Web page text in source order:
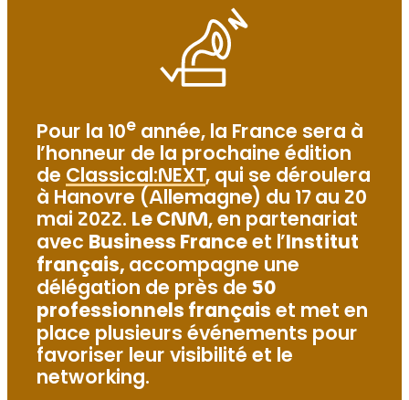
Pour la 10e année, la France sera à
l’honneur de la prochaine édition
de Classical:NEXT, qui se déroulera
à Hanovre (Allemagne) du 17 au 20
mai 2022. Le CNM, en partenariat
avec Business France et l’Institut
français, accompagne une
délégation de près de 50
professionnels français et met en
place plusieurs événements pour
favoriser leur visibilité et le
networking.